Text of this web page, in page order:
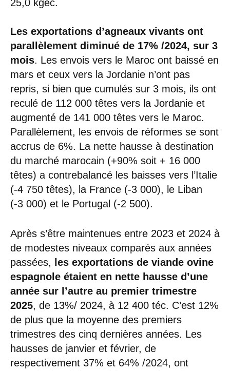
25,0 kgéc.
Les exportations d’agneaux vivants ont
parallèlement diminué de 17% /2024, sur 3
mois. Les envois vers le Maroc ont baissé en
mars et ceux vers la Jordanie n’ont pas
repris, si bien que cumulés sur 3 mois, ils ont
reculé de 112 000 têtes vers la Jordanie et
augmenté de 141 000 têtes vers le Maroc.
Parallèlement, les envois de réformes se sont
accrus de 6%. La nette hausse à destination
du marché marocain (+90% soit + 16 000
têtes) a contrebalancé les baisses vers l’Italie
(-4 750 têtes), la France (-3 000), le Liban
(-3 000) et le Portugal (-2 500).
Après s’être maintenues entre 2023 et 2024 à
de modestes niveaux comparés aux années
passées,
les exportations de viande ovine
espagnole étaient en nette hausse d’une
année sur l’autre au premier trimestre
2025, de 13%/ 2024, à 12 400 téc. C’est 12%
de plus que la moyenne des premiers
trimestres des cinq dernières années. Les
hausses de janvier et février, de
respectivement 37% et 64% /2024, ont